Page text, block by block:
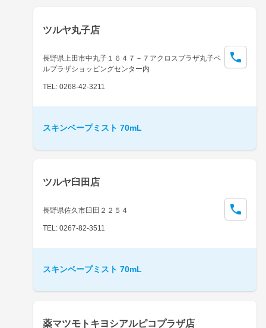
ツルヤ丸子店
長野県上田市中丸子１６４７－７アクロスプラザ丸子ベ
ルプラザショッピングセンター内
TEL: 0268-42-3211
スキンベープミスト 70mL
ツルヤ臼田店
長野県佐久市臼田２２５４
TEL: 0267-82-3511
スキンベープミスト 70mL
薬マツモトキヨシアルピコプラザ店